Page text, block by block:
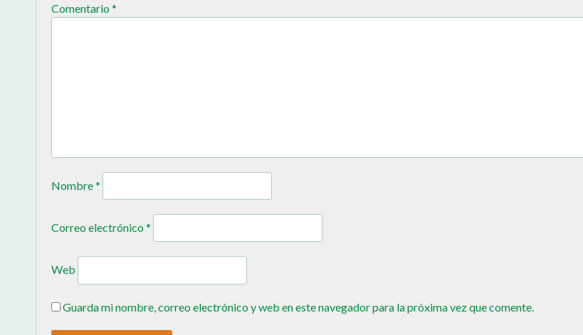
Comentario*
Nombre*
Correo electrónico*
Web
Guarda mi nombre, correo electrónico y web en este navegador para la próxima vez que comente.